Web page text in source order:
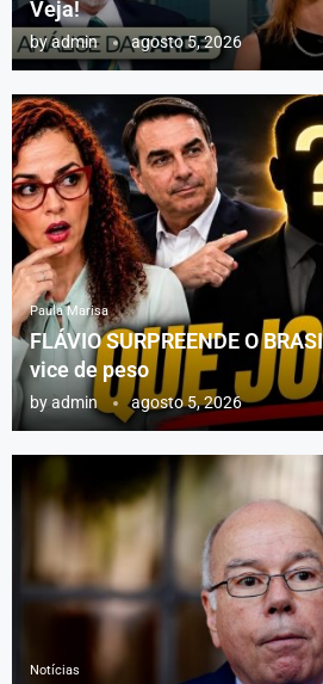
Veja!
byadmin agosto 5, 2026
Paula Marisa
FLÁVIO SURPREENDE O
vice de peso
byadmin agosto 5, 2026
Notícias